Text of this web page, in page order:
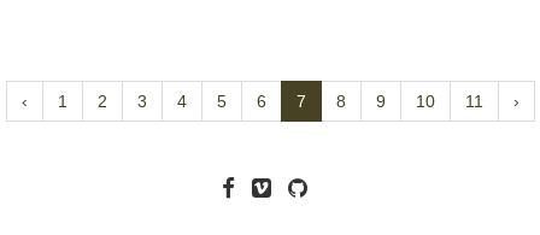
‹ 1 2 3 4 5 6 7 8 9 10 11 ›